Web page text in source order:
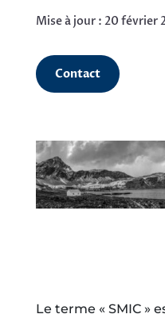
Mise à jour : 20 février
Contact
Le terme « SMIC »